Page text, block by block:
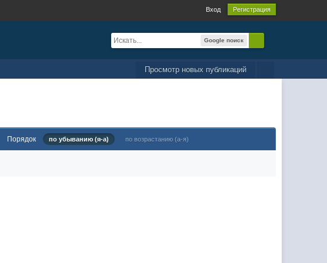
Вход Регистрация
Google поиск
Просмотр новых публикаций
Порядок по убыванию (я-а) по возрастанию (а-я)